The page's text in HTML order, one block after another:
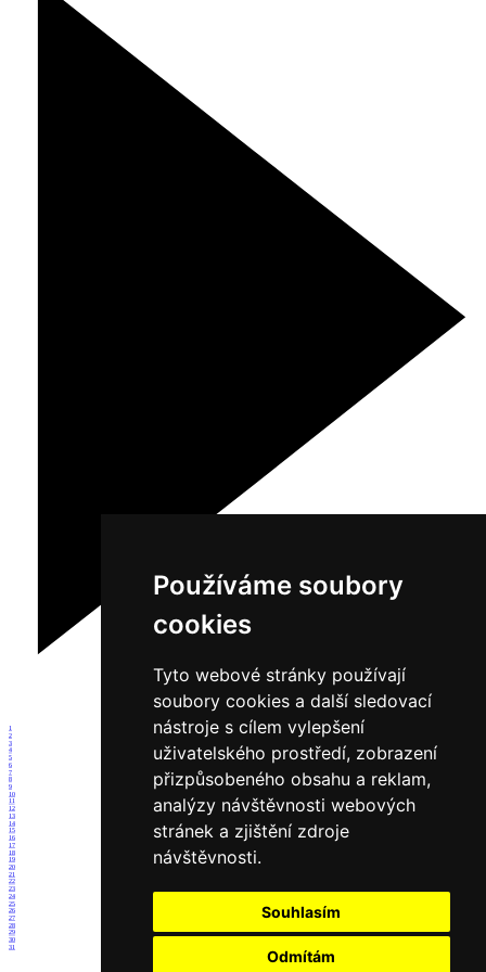
Používáme soubory
cookies
Tyto webové stránky používají
soubory cookies a další sledovací
nástroje s cílem vylepšení
uživatelského prostředí, zobrazení
přizpůsobeného obsahu a reklam,
analýzy návštěvnosti webových
stránek a zjištění zdroje
návštěvnosti.
Souhlasím
Odmítám
1
2
3
4
5
6
7
8
9
10
11
12
13
14
15
16
17
18
19
20
21
22
23
24
25
26
27
28
29
30
31